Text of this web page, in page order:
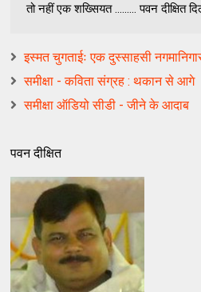
तो नहीं एक शख्सियत …...... पवन दीक्षित
इस्मत चुगताईः एक दुस्साहसी
समीक्षा - कविता संग्रह : थकान से आगे
समीक्षा ऑडियो सीडी - जीने के आदाब
पवन दीक्षित